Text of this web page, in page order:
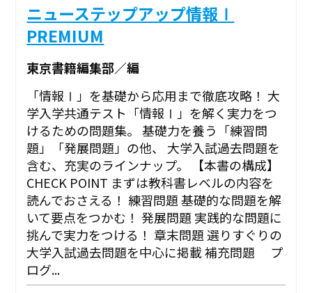
ニューステップアップ情報Ⅰ
PREMIUM
東京書籍編集部／編
「情報Ⅰ」を基礎から応用まで徹底攻略！ 大
学入学共通テスト「情報Ⅰ」を解く実力をつ
けるための問題集。 基礎力を養う「練習問
題」「発展問題」の他、 大学入試過去問題を
含む、充実のラインナップ。 【本書の構成】
CHECK POINT まずは教科書レベルの内容を
読んでおさえる！ 練習問題 基礎的な問題を解
いて要点をつかむ！ 発展問題 実践的な問題に
挑んで実力をつける！ 章末問題 選りすぐりの
大学入試過去問題を中心に掲載 補充問題 プ
ログ...